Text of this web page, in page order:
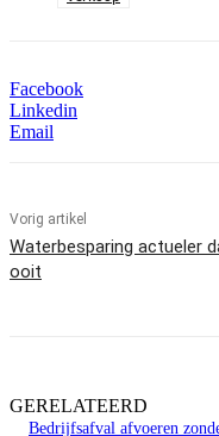
Facebook
Linkedin
Email
Vorig artikel
Waterbesparing actueler
ooit
GERELATEERD
Bedrijfsafval afvoeren